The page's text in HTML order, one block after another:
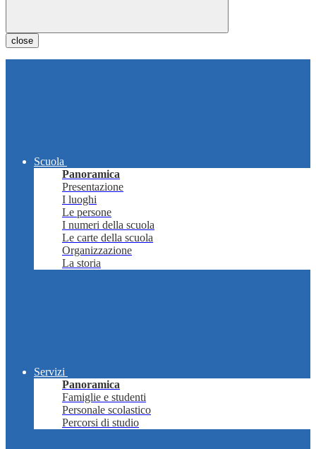
close
Scuola
Panoramica
Presentazione
I luoghi
Le persone
I numeri della scuola
Le carte della scuola
Organizzazione
La storia
Servizi
Panoramica
Famiglie e studenti
Personale scolastico
Percorsi di studio